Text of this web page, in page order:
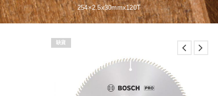
254×2.5x30mmx120T
缺貨